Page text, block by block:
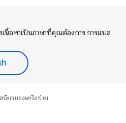
นื้อหาเป็นภาษาที่คุณต้องการ การแปล
ถียรของเครือข่าย